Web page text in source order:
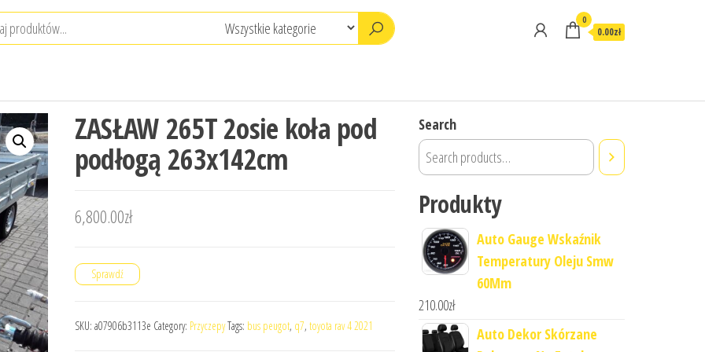
0
0.00zł
ZASŁAW 265T 2osie koła pod
podłogą 263x142cm
6,800.00zł
Sprawdź
SKU: a07906b3113e Category: PrzyczepyTags: bus peugot, q7, toyota rav 4 2021
Search
Produkty
Auto Gauge Wskaźnik
Temperatury Oleju Smw
60Mm
210.00zł
Auto Dekor Skórzane